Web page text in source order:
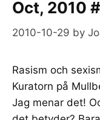
Oct, 2010
2010-10-29 by
Rasism och
Kuratorn på
Jag menar det!